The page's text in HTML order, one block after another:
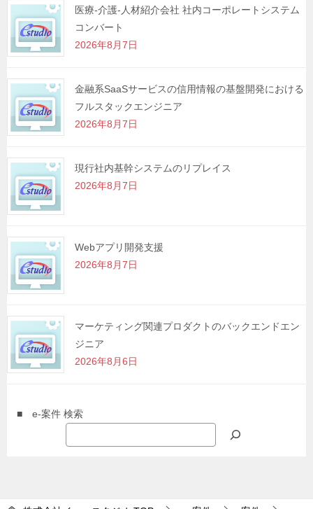
シ
ョ
ン
医療-介護-人材紹介会社 社内コーポレートシステム
コンバート
2026年8月7日
金融系SaaSサービスの信用情報の基盤開発における
フルスタックエンジニア
2026年8月7日
現行社内基幹システムのリプレイス
2026年8月7日
Webアプリ開発支援
2026年8月7日
マーケティング関連プロダクトのバックエンドエン
ジニア
2026年8月6日
■ e-案件 検索